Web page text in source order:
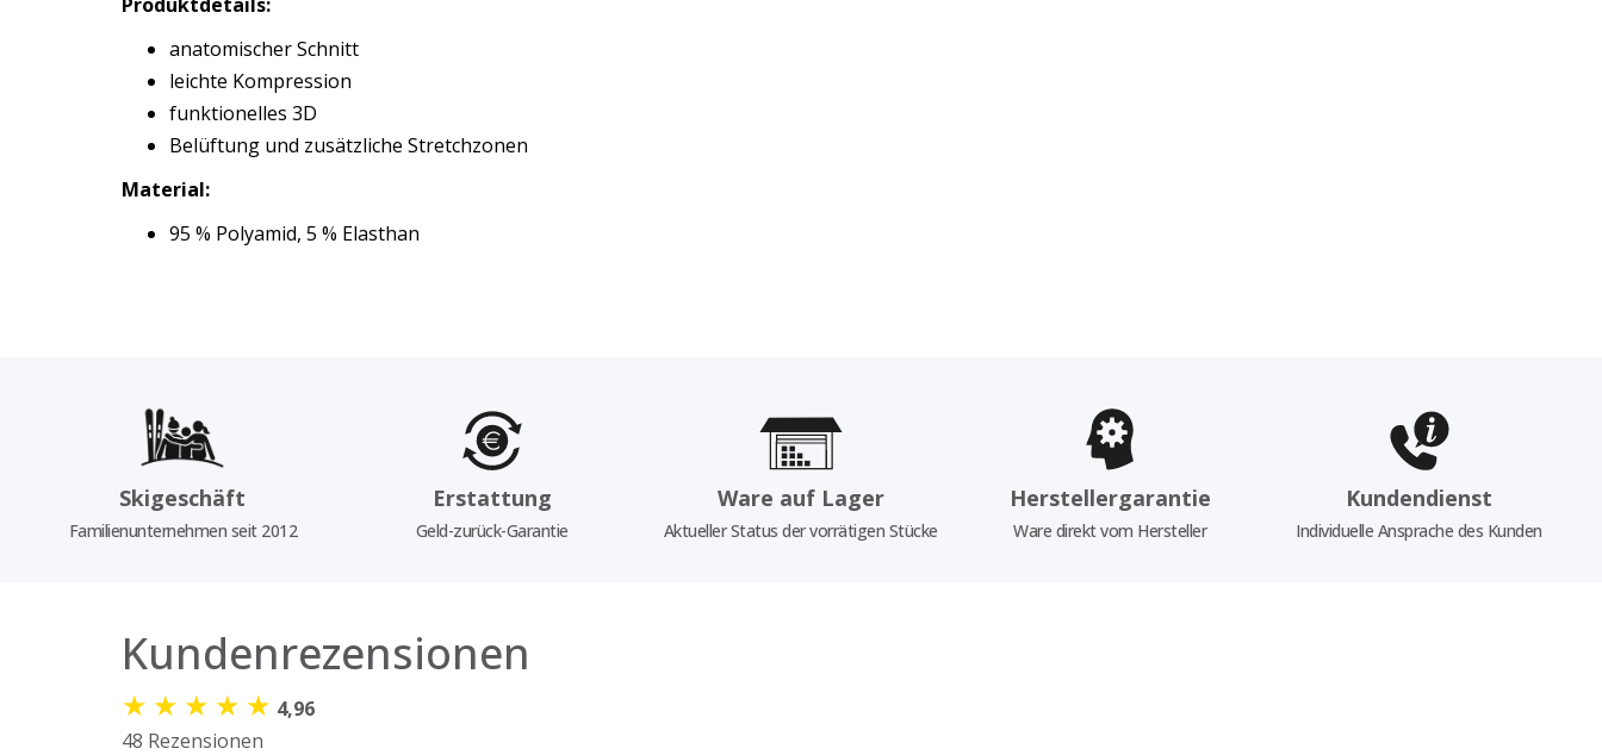
anatomischer Schnitt
leichte Kompression
funktionelles 3D
Belüftung und zusätzliche Stretchzonen
Material:
95 % Polyamid, 5 % Elasthan
Skigeschäft
Familienunternehmen seit 2012
Erstattung
Geld-zurück-Garantie
Ware auf Lager
Aktueller Status der vorrätigen Stücke
Herstellergarantie
Ware direkt vom Hersteller
Kundendienst
Individuelle Ansprache des Kunden
Kundenrezensionen
★ ★ ★ ★ ★ 4,96
48 Rezensionen